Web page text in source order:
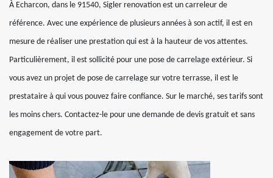
À Echarcon, dans le 91540, Sigler renovation est un carreleur de
référence. Avec une expérience de plusieurs années à son actif, il est en
mesure de réaliser une prestation qui est à la hauteur de vos attentes.
Particulièrement, il est sollicité pour une pose de carrelage extérieur. Si
vous avez un projet de pose de carrelage sur votre terrasse, il est le
prestataire à qui vous pouvez faire confiance. Sur le marché, ses tarifs sont
les moins chers. Contactez-le pour une demande de devis gratuit et sans
engagement de votre part.